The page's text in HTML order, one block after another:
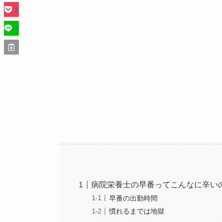
病院栄養士の早番ってこんなに辛い
早番の出勤時間
慣れるまでは地獄